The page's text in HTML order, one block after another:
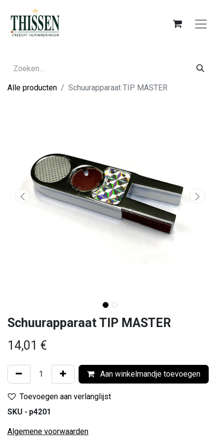
Alle producten Schuurapparaat TIP MASTER
Schuurapparaat TIP MASTER
14,01 €
Aan winkelmandje toevoegen
Toevoegen aan verlanglijst
SKU - p4201
Algemene voorwaarden